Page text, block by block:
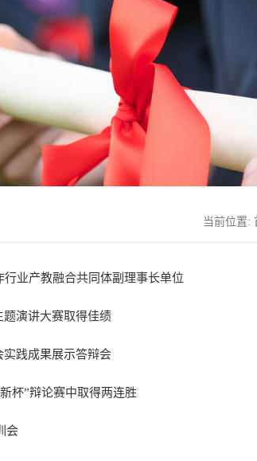
当前位置:
业产教融合共同体副理事长单位
题演讲大赛取得佳绩
实践成果展示答辩会
杯”辩论赛中取得两连胜
会